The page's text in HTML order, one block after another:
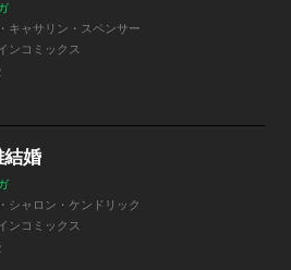
キャサリン・スペンサー
ンコミックス
結婚
シャロン・ケンドリック
ンコミックス